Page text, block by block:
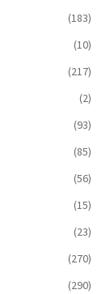
(183)
(10)
(217)
(2)
(93)
(85)
(56)
(15)
(23)
(270)
(290)